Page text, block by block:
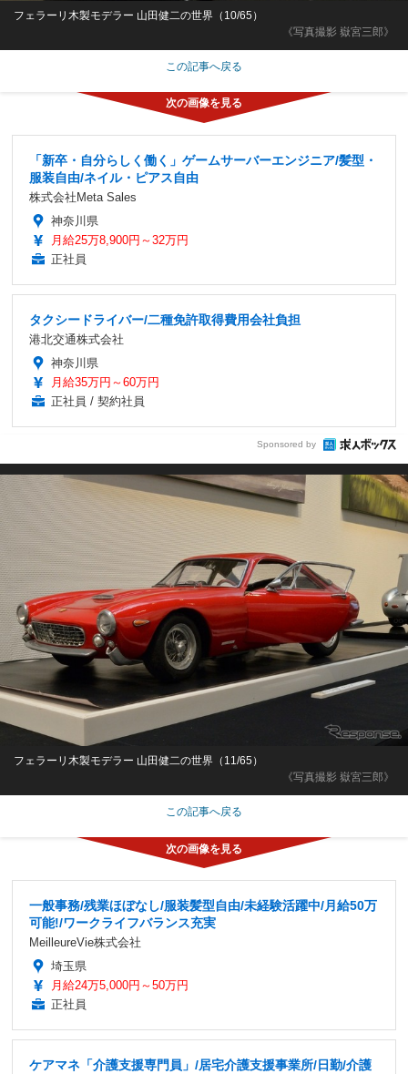
《写真撮影 嶽宮三郎》
フェラーリ木製モデラー 山田健二の世界（10/65）
この記事へ戻る
「新卒・自分らしく働く」ゲームサーバーエンジニア/髪型・
服装自由/ネイル・ピアス自由
株式会社Meta Sales
神奈川県
月給25万8,900円～32万円
正社員
タクシードライバー/二種免許取得費用会社負担
港北交通株式会社
神奈川県
月給35万円～60万円
正社員 / 契約社員
Sponsored by
《写真撮影 嶽宮三郎》
フェラーリ木製モデラー 山田健二の世界（11/65）
この記事へ戻る
一般事務/残業ほぼなし/服装髪型自由/未経験活躍中/月給50万
可能!/ワークライフバランス充実
MeilleureVie株式会社
埼玉県
月給24万5,000円～50万円
正社員
ケアマネ「介護支援専門員」/居宅介護支援事業所/日勤/介護